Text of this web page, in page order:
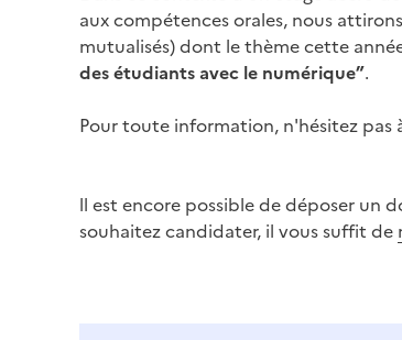
aux compétences orales, nous
mutualisés) dont le thème cette
des étudiants avec le numérique”.
Pour toute information, n'hésitez pas
ll est encore possible de déposer un
souhaitez candidater, il vous suffit de